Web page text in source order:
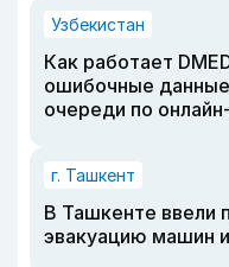
Узбекистан
Как работает
ошибочные
очереди по
г. Ташкент
В Ташкенте ввели
эвакуацию машин